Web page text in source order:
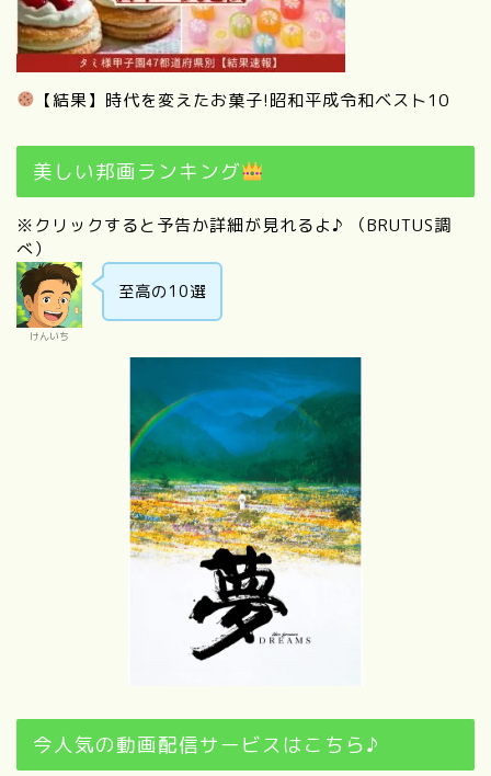
【結果】時代を変えたお菓子!昭和平成令和ベスト10
美しい邦画ランキング
※クリックすると予告か詳細が見れるよ♪ （BRUTUS調
べ）
けんいち
至高の10選
今人気の動画配信サービスはこちら♪